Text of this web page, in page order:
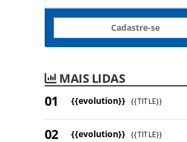
Cadastre-se
MAIS LIDAS
{{evolution}} {{TITLE}}
{{evolution}} {{TITLE}}